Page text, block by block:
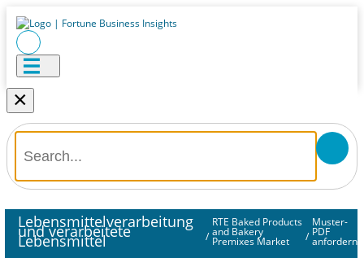
×
Lebensmittelverarbeitung
und verarbeitete
Lebensmittel /
RTE Baked Products
and Bakery
Premixes Market /
Muster-
PDF
anfordern